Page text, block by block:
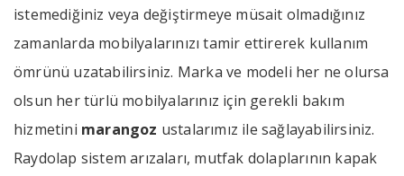
istemediğiniz veya değiştirmeye müsait olmadığınız
zamanlarda mobilyalarınızı tamir ettirerek kullanım
ömrünü uzatabilirsiniz. Marka ve modeli her ne olursa
olsun her türlü mobilyalarınız için gerekli bakım
hizmetini marangoz ustalarımız ile sağlayabilirsiniz.
Raydolap sistem arızaları, mutfak dolaplarının kapak